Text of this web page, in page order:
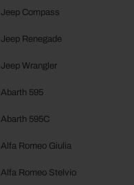
Jeep Compass
Jeep Renegade
Jeep Wrangler
Abarth 595
Abarth 595C
Alfa Romeo Giulia
Alfa Romeo Stelvio